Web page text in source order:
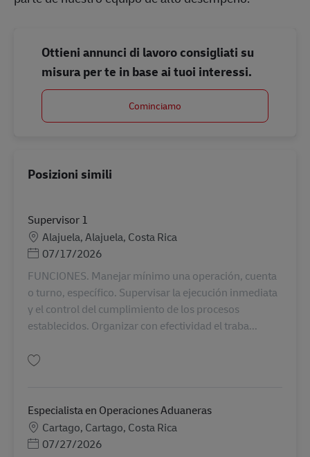
Ottieni annunci di lavoro consigliati su
misura per te in base ai tuoi interessi.
Cominciamo
Posizioni simili
Supervisor 1
SedeAlajuela, Alajuela, Costa Rica
Posted Date
07/17/2026
FUNCIONES. Manejar mínimo una operación, cuenta
o turno, específico. Supervisar la ejecución inmediata
y el control del cumplimiento de los procesos
establecidos. Organizar con efectividad el traba...
Especialista en Operaciones Aduaneras
SedeCartago, Cartago, Costa Rica
Posted Date
07/27/2026